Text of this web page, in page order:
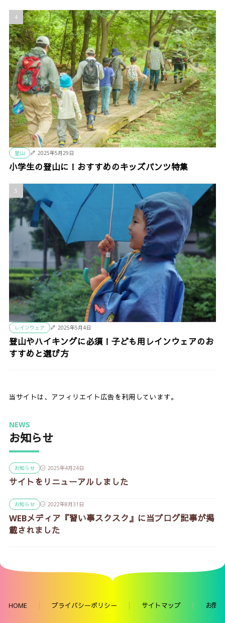
登山 2025年5月29日
小学生の登山に！おすすめのキッズパンツ特集
レインウェア 2025年5月4日
登山やハイキングに必須！子ども用レインウェアのお
すすめと選び方
当サイトは、アフィリエイト広告を利用しています。
お知らせ
NEWS
お知らせ 2025年4月24日
サイトをリニューアルしました
お知らせ 2022年8月31日
WEBメディア『習い事スクスク』に当ブログ記事が掲
載されました
HOME プライバシーポリシー サイトマップ お問